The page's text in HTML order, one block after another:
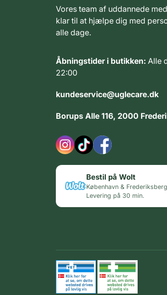
Vores team af uddannede
klar til at hjælpe dig med
alle dage.
Åbningstider i butikken: Alle
22:00
kundeservice@uglecare.dk
Borups Alle 116, 2000
Bestil på Wolt
København & Frederiksberg
Levering på 30 min.